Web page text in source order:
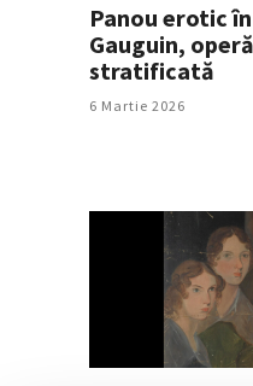
Panou erotic
Gauguin,
stratificată
6 Martie 2026